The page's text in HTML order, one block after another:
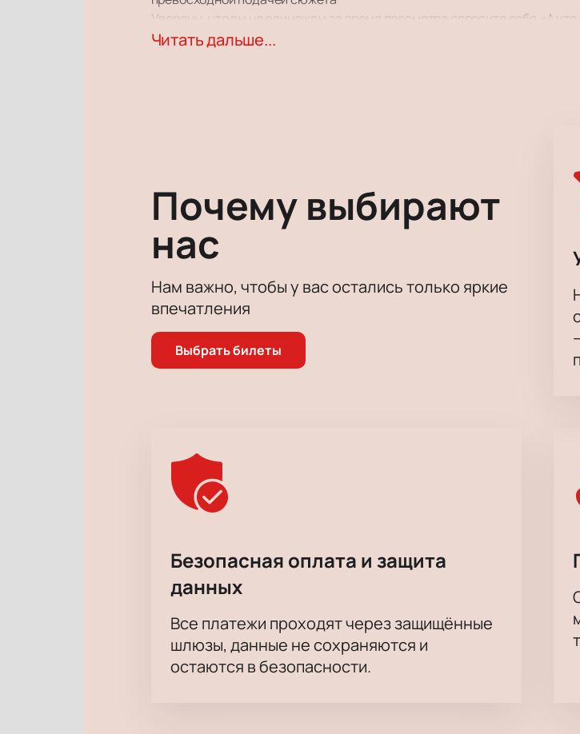
Уверены, что вы не единожды за время просмотра спросите себя «А
постановке тонко переплетены сопереживание, сочувствие, а также
Читать дальше...
Почему выбирают
нас
Нам важно, чтобы у вас остались только яркие
впечатления
Выбрать билеты
Безопасная оплата и защита
данных
Все платежи проходят через защищённые
шлюзы, данные не сохраняются и
остаются в безопасности.